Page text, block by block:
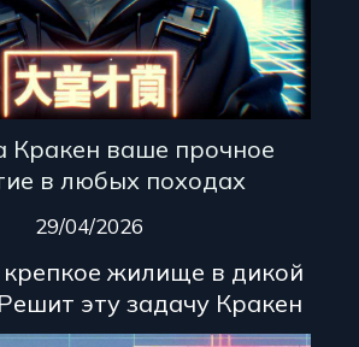
Кракен ваше прочное
в любых походах
29/04/2026
крепкое жилище в дикой
эту задачу Кракен